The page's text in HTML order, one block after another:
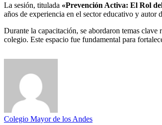
La sesión, titulada «Prevención Activa: El Rol
años de experiencia en el sector educativo y autor
Durante la capacitación, se abordaron temas
colegio. Este espacio fue fundamental para
Colegio Mayor de los Andes